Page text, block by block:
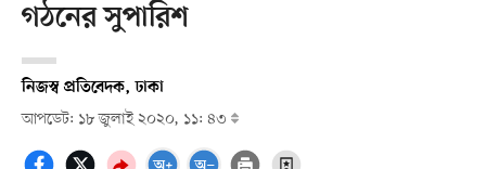
গঠনের সুপারিশ
নিজস্ব প্রতিবেদক, ঢাকা
আপডেট: ১৮ জুলাই ২০২০, ১১: ৪৩